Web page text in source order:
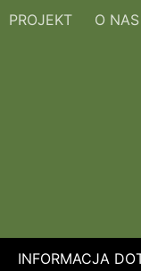
PROJEKT O NAS
INFORMACJA